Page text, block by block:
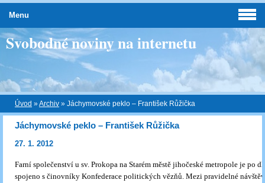
Svobodné noviny na internetu
Úvod »Archiv » Jáchymovské peklo – František Růžička
Jáchymovské peklo – František Růžička
27. 1. 2012
Farní společenství u sv. Prokopa na Starém městě jihočeské metropole je po
spojeno s činovníky Konfederace politických vězňů. Mezi pravidelné
Menu